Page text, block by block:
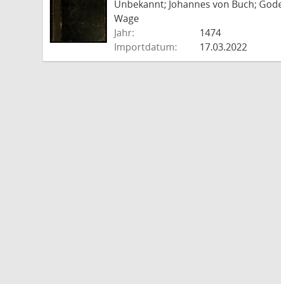
Unbekannt; Johannes von Buch;
Wage
Jahr:
1474
Importdatum:
17.03.2022